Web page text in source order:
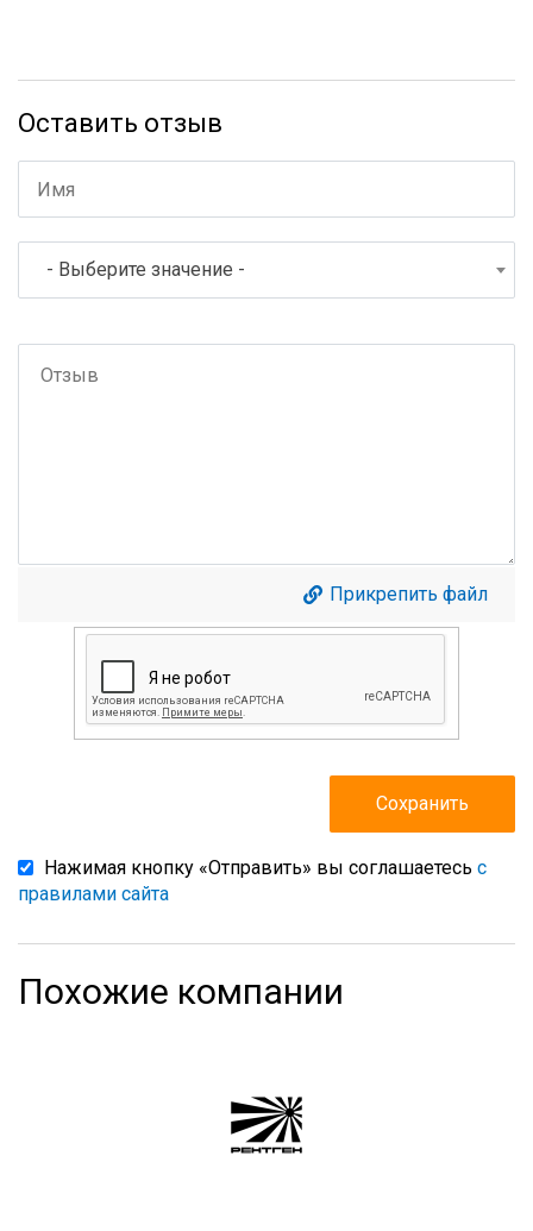
Оставить отзыв
- Выберите значение -
Прикрепить файл
Нажимая кнопку «Отправить» вы соглашаетесь с
правилами сайта
Похожие компании